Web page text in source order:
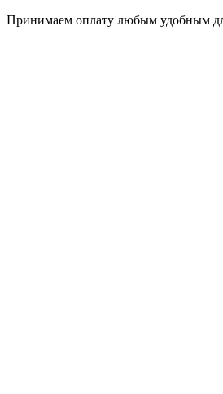
Принимаем оплату любым удобным